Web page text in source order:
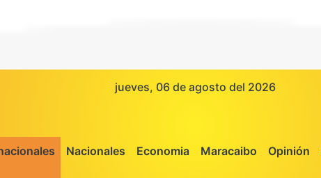
jueves, 06 de agosto del 2026
Nacionales Economia Maracaibo Opinión